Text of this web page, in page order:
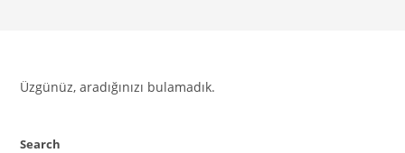
Üzgünüz, aradığınızı bulamadık.
Search